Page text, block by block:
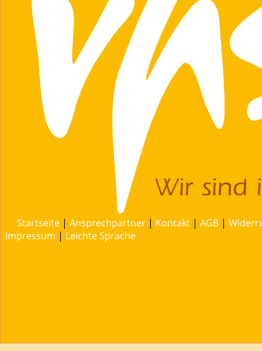
Startseite | Ansprechpartner | Kontakt | AGB |
Impressum | Leichte Sprache